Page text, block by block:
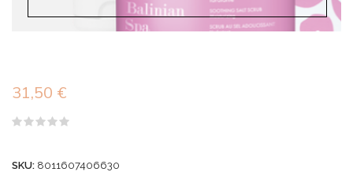
31,50 €
5
SKU: 8011607406630